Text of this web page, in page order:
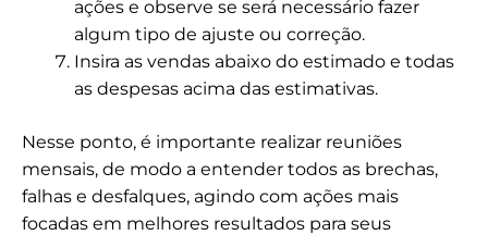
ações e observe se será necessário fazer
algum tipo de ajuste ou correção.
Insira as vendas abaixo do estimado e todas
as despesas acima das estimativas.
Nesse ponto, é importante realizar reuniões
mensais, de modo a entender todos as brechas,
falhas e desfalques, agindo com ações mais
focadas em melhores resultados para seus